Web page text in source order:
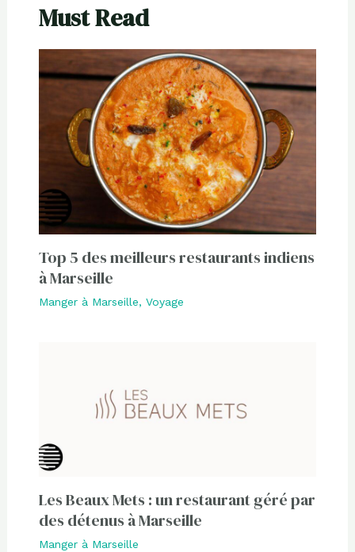
Must Read
Top 5 des meilleurs restaurants indiens
à Marseille
Manger à Marseille, Voyage
Les Beaux Mets : un restaurant géré par
des détenus à Marseille
Manger à Marseille